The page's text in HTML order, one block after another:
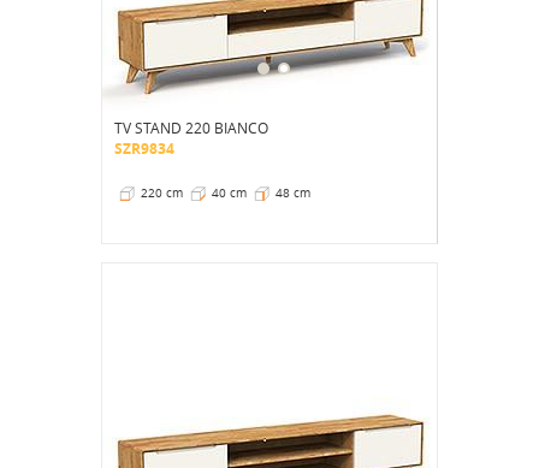
TV STAND 220 BIANCO
SZR9834
220 cm 40 cm 48 cm